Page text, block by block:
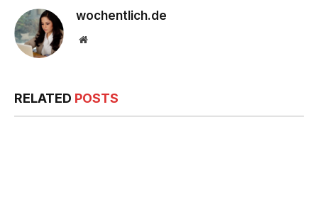
wochentlich.de
Website
RELATED POSTS